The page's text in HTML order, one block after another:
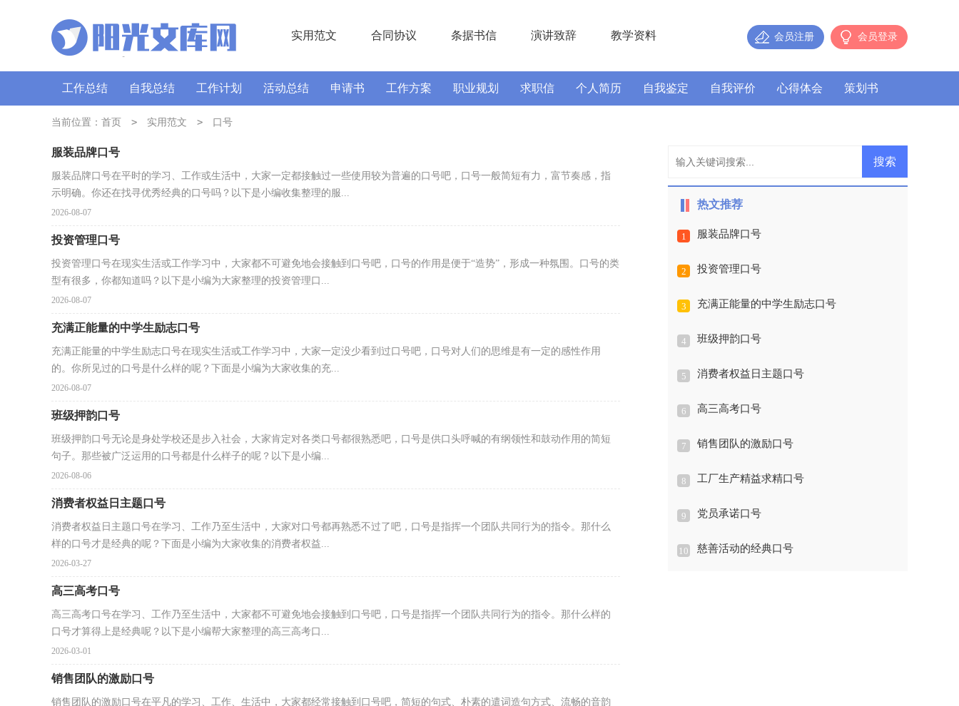
实用范文 合同协议 条据书信 演讲致辞 教学资料 会员登录
会员注册
工作总结 自我总结 工作计划 活动总结 申请书 工作方案 职业规划 求职信 个人简历 自我鉴定 自我评价 心得体会 策划书
讲话稿 广播稿 通讯稿 口号
当前位置： 首页 > 实用范文 > 口号
服装品牌口号
服装品牌口号在平时的学习、工作或生活中，大家一定都接触过一些使用较为普遍的口号吧，口号一般简短有力，富节奏感，指
示明确。你还在找寻优秀经典的口号吗？以下是小编收集整理的服...
2026-08-07
投资管理口号
投资管理口号在现实生活或工作学习中，大家都不可避免地会接触到口号吧，口号的作用是便于“造势”，形成一种氛围。口号的类
型有很多，你都知道吗？以下是小编为大家整理的投资管理口...
2026-08-07
充满正能量的中学生励志口号
充满正能量的中学生励志口号在现实生活或工作学习中，大家一定没少看到过口号吧，口号对人们的思维是有一定的感性作用
的。你所见过的口号是什么样的呢？下面是小编为大家收集的充...
2026-08-07
班级押韵口号
班级押韵口号无论是身处学校还是步入社会，大家肯定对各类口号都很熟悉吧，口号是供口头呼喊的有纲领性和鼓动作用的简短
句子。那些被广泛运用的口号都是什么样子的呢？以下是小编...
2026-08-06
消费者权益日主题口号
消费者权益日主题口号在学习、工作乃至生活中，大家对口号都再熟悉不过了吧，口号是指挥一个团队共同行为的指令。那什么
样的口号才是经典的呢？下面是小编为大家收集的消费者权益...
2026-03-27
高三高考口号
高三高考口号在学习、工作乃至生活中，大家都不可避免地会接触到口号吧，口号是指挥一个团队共同行为的指令。那什么样的
口号才算得上是经典呢？以下是小编帮大家整理的高三高考口...
2026-03-01
销售团队的激励口号
销售团队的激励口号在平凡的学习、工作、生活中，大家都经常接触到口号吧，简短的句式、朴素的遣词造句方式、流畅的音韵
热文推荐
1 服装品牌口号
2 投资管理口号
3 充满正能量的中学生励志口号
4 班级押韵口号
5 消费者权益日主题口号
6 高三高考口号
7 销售团队的激励口号
8 工厂生产精益求精口号
9 党员承诺口号
10 慈善活动的经典口号